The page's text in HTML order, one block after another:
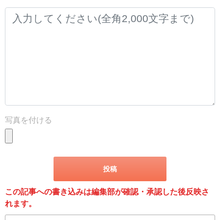
写真を付ける
この記事への書き込みは編集部が確認・承認した後反映さ
れます。